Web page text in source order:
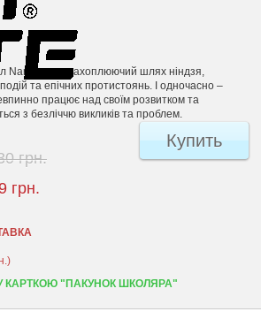
Naruto – це захоплюючий шлях ніндзя,
та епічних протистоянь. І одночасно –
працює над своїм розвитком та
з безліччю викликів та проблем.
грн.
грн.
Купить
"ПАКУНОК ШКОЛЯРА"